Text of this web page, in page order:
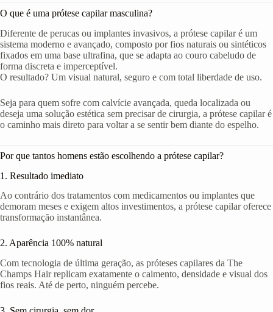
O que é uma prótese capilar masculina?
Diferente de perucas ou implantes invasivos, a prótese capilar é um
sistema moderno e avançado, composto por fios naturais ou sintéticos
fixados em uma base ultrafina, que se adapta ao couro cabeludo de
forma discreta e imperceptível.
O resultado? Um visual natural, seguro e com total liberdade de uso.
Seja para quem sofre com calvície avançada, queda localizada ou
deseja uma solução estética sem precisar de cirurgia, a prótese capilar é
o caminho mais direto para voltar a se sentir bem diante do espelho.
Por que tantos homens estão escolhendo a prótese capilar?
1. Resultado imediato
Ao contrário dos tratamentos com medicamentos ou implantes que
demoram meses e exigem altos investimentos, a prótese capilar oferece
transformação instantânea.
2. Aparência 100% natural
Com tecnologia de última geração, as próteses capilares da The
Champs Hair replicam exatamente o caimento, densidade e visual dos
fios reais. Até de perto, ninguém percebe.